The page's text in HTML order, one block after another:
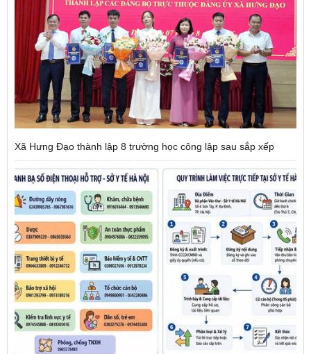
Xã Hưng Đạo thành lập 8 trường học công lập sau sắp xếp